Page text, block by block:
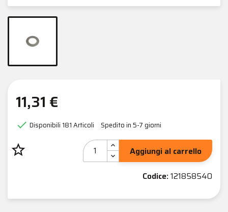
11,31 €
 Disponibili 181 Articoli Spedito in 5-7 giorni
star_border
Aggiungi al carrello
Codice:121858540